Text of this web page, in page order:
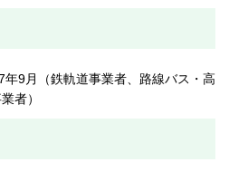
9月（鉄軌道事業者、路線バス・高
者）